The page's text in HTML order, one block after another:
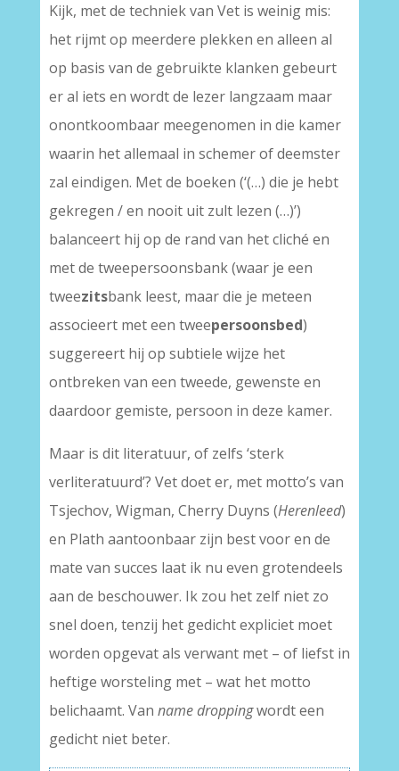
Kijk, met de techniek van Vet is weinig mis:
het rijmt op meerdere plekken en alleen al
op basis van de gebruikte klanken gebeurt
er al iets en wordt de lezer langzaam maar
onontkoombaar meegenomen in die kamer
waarin het allemaal in schemer of deemster
zal eindigen. Met de boeken (‘(…) die je hebt
gekregen / en nooit uit zult lezen (…)’)
balanceert hij op de rand van het cliché en
met de tweepersoonsbank (waar je een
tweezitsbank leest, maar die je meteen
associeert met een tweepersoonsbed)
suggereert hij op subtiele wijze het
ontbreken van een tweede, gewenste en
daardoor gemiste, persoon in deze kamer.
Maar is dit literatuur, of zelfs ‘sterk
verliteratuurd’? Vet doet er, met motto’s van
Tsjechov, Wigman, Cherry Duyns (Herenleed)
en Plath aantoonbaar zijn best voor en de
mate van succes laat ik nu even grotendeels
aan de beschouwer. Ik zou het zelf niet zo
snel doen, tenzij het gedicht expliciet moet
worden opgevat als verwant met – of liefst in
heftige worsteling met – wat het motto
belichaamt. Van name droppingwordt een
gedicht niet beter.